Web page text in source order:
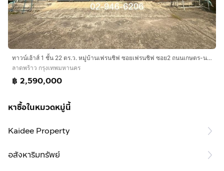
ทาวน์เฮ้าส์ 1 ชั้น 22 ตร.ว. หมู่บ้านเฟรนชิฟ ซอยเฟรนชิฟ ซอย2 ถนนเกษตร-นวมินทร์ ถนนซอยประเสริฐมนูกิจ29 เขตลาดพร้าว กรุงเทพมหานคร
ลาดพร้าว กรุงเทพมหานคร
฿ 2,590,000
หาซื้อในหมวดหมู่นี้
Kaidee Property
อสังหาริมทรัพย์